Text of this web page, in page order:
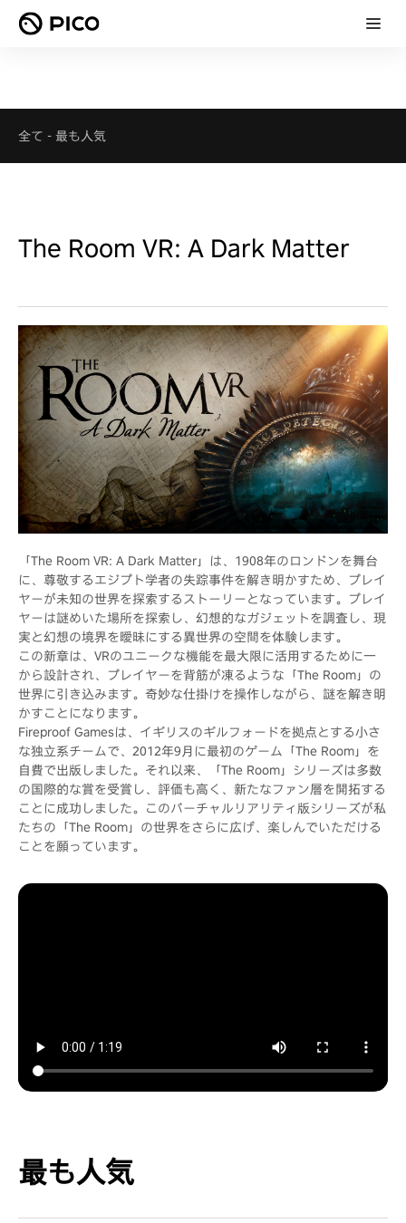
全て - 最も人気
The Room VR: A Dark Matter
「The Room VR: A Dark Matter」は、1908年のロンドンを舞台
に、尊敬するエジプト学者の失踪事件を解き明かすため、プレイ
ヤーが未知の世界を探索するストーリーとなっています。プレイ
ヤーは謎めいた場所を探索し、幻想的なガジェットを調査し、現
実と幻想の境界を曖昧にする異世界の空間を体験します。
この新章は、VRのユニークな機能を最大限に活用するために一
から設計され、プレイヤーを背筋が凍るような「The Room」の
世界に引き込みます。奇妙な仕掛けを操作しながら、謎を解き明
かすことになります。
Fireproof Gamesは、イギリスのギルフォードを拠点とする小さ
な独立系チームで、2012年9月に最初のゲーム「The Room」を
自費で出版しました。それ以来、「The Room」シリーズは多数
の国際的な賞を受賞し、評価も高く、新たなファン層を開拓する
ことに成功しました。このバーチャルリアリティ版シリーズが私
たちの「The Room」の世界をさらに広げ、楽しんでいただける
ことを願っています。
最も人気